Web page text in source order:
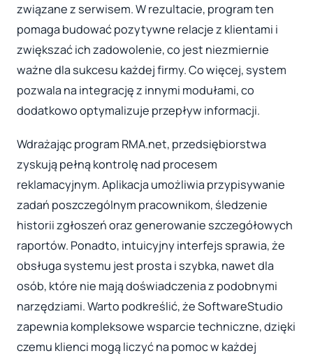
związane z serwisem. W rezultacie, program ten
pomaga budować pozytywne relacje z klientami i
zwiększać ich zadowolenie, co jest niezmiernie
ważne dla sukcesu każdej firmy. Co więcej, system
pozwala na integrację z innymi modułami, co
dodatkowo optymalizuje przepływ informacji.
Wdrażając program RMA.net, przedsiębiorstwa
zyskują pełną kontrolę nad procesem
reklamacyjnym. Aplikacja umożliwia przypisywanie
zadań poszczególnym pracownikom, śledzenie
historii zgłoszeń oraz generowanie szczegółowych
raportów. Ponadto, intuicyjny interfejs sprawia, że
obsługa systemu jest prosta i szybka, nawet dla
osób, które nie mają doświadczenia z podobnymi
narzędziami. Warto podkreślić, że SoftwareStudio
zapewnia kompleksowe wsparcie techniczne, dzięki
czemu klienci mogą liczyć na pomoc w każdej